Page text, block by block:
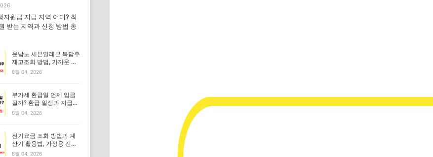
지원금 지급 지역 어디? 최
받는 지역과 신청 방법 총
윤남노 세븐일레븐 복담주
재고조회 방법, 가까운 판
매점 찾기
8월 04, 2026
부가세 환급일 언제 입금
될까? 환급 일정과 지급일
총정리
8월 04, 2026
전기요금 조회 방법과 계
산기 활용법, 가정용 전기
요금 쉽게 계산하기
8월 04, 2026